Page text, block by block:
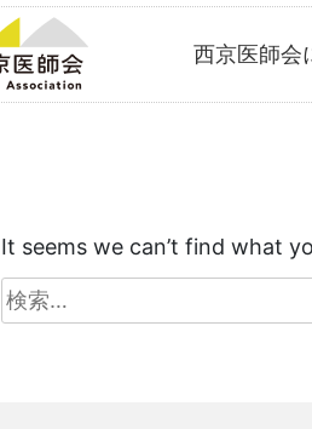
西京医師会
It seems we can’t find what
検
索: